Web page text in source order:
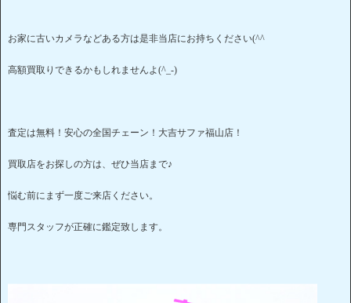
お家に古いカメラなどある方は是非当店にお持ちください(^^
高額買取りできるかもしれませんよ(^_-)
査定は無料！安心の全国チェーン！大吉サファ福山店！
買取店をお探しの方は、ぜひ当店まで♪
悩む前にまず一度ご来店ください。
専門スタッフが正確に鑑定致します。